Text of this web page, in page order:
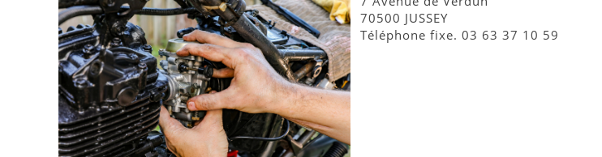
70500 JUSSEY
Téléphone fixe. 03 63 37 10 59